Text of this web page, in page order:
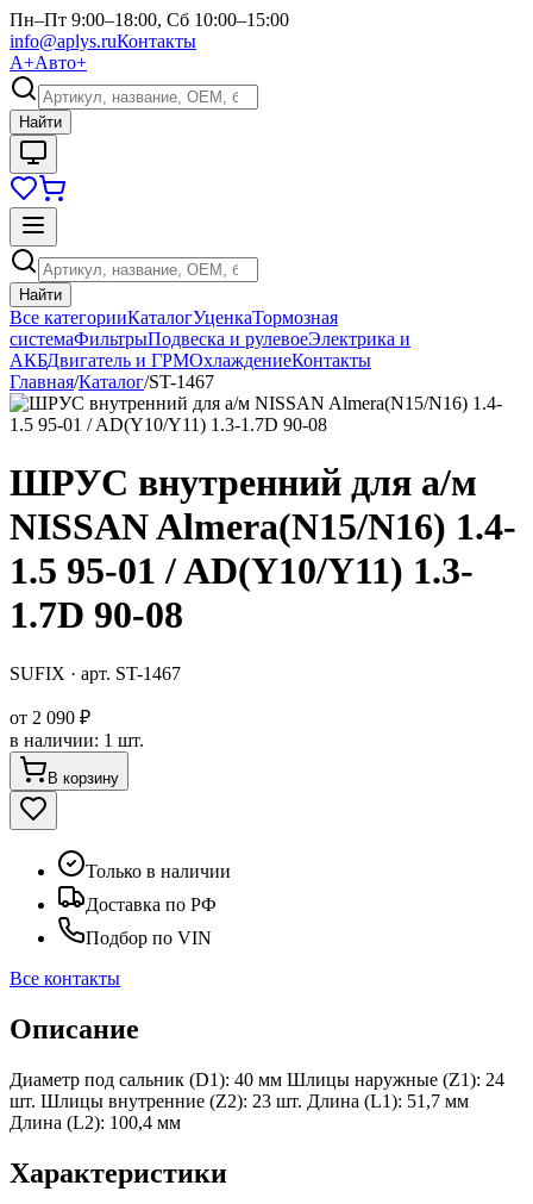
Пн–Пт 9:00–18:00, Сб 10:00–15:00
info@aplys.ruКонтакты
А+Авто+
Найти
Найти
Все категорииКаталогУценкаТормозная
системаФильтрыПодвеска и рулевоеЭлектрика и
АКБДвигатель и ГРМОхлаждениеКонтакты
Главная/Каталог/ST-1467
ШРУС внутренний для а/м
NISSAN Almera(N15/N16) 1.4-
1.5 95-01 / AD(Y10/Y11) 1.3-
1.7D 90-08
SUFIX · арт. ST-1467
от 2 090 ₽
в наличии: 1 шт.
В корзину
Только в наличии
Доставка по РФ
Подбор по VIN
Все контакты
Описание
Диаметр под сальник (D1): 40 мм Шлицы наружные (Z1): 24
шт. Шлицы внутренние (Z2): 23 шт. Длина (L1): 51,7 мм
Длина (L2): 100,4 мм
Характеристики